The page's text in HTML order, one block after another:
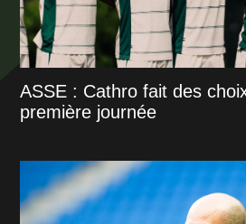
ASSE : Cathro fait des
première journée